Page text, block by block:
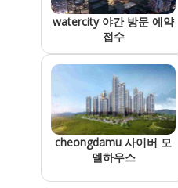
watercity 야간 방문 예약
접수
cheongdamu 사이버 모
델하우스